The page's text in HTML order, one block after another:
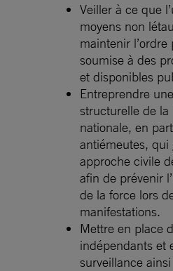
Veiller à ce que
moyens non
maintenir
soumise à des
et disponibles
Entreprendre
structurelle de la
nationale, en
antiémeutes, qui
approche civile
afin de prévenir
de la force lors
manifestations.
Mettre en place
indépendants et
surveillance